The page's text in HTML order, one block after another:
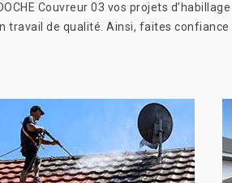
Couvreur 03 vos projets
de qualité. Ainsi, faites confiance